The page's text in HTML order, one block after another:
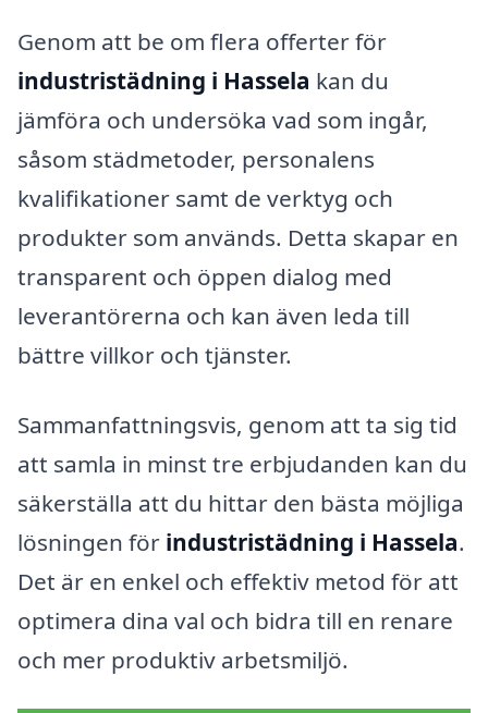
Genom att be om flera offerter för
industristädning i Hassela kan du
jämföra och undersöka vad som ingår,
såsom städmetoder, personalens
kvalifikationer samt de verktyg och
produkter som används. Detta skapar en
transparent och öppen dialog med
leverantörerna och kan även leda till
bättre villkor och tjänster.
Sammanfattningsvis, genom att ta sig tid
att samla in minst tre erbjudanden kan du
säkerställa att du hittar den bästa möjliga
lösningen för industristädning i Hassela.
Det är en enkel och effektiv metod för att
optimera dina val och bidra till en renare
och mer produktiv arbetsmiljö.